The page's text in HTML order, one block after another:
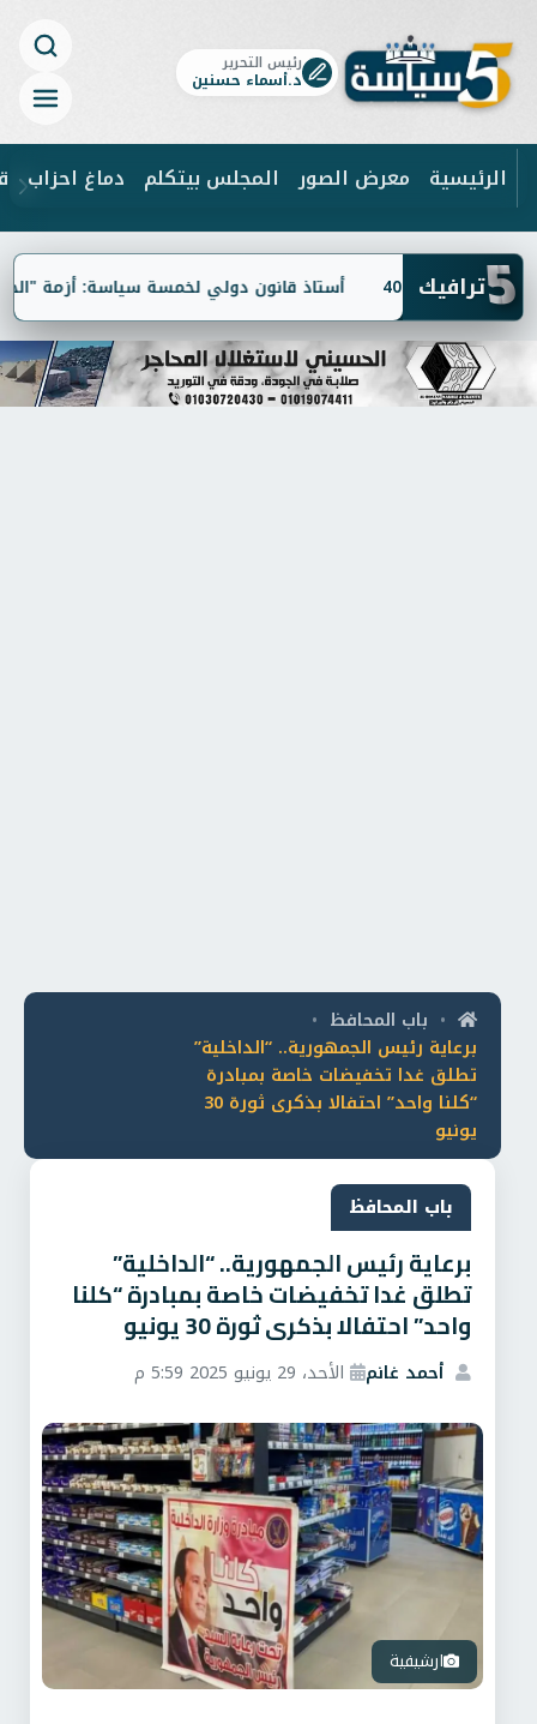
رئيس التحرير
د.أسماء حسنين
الرئيسية معرض الصور المجلس بيتكلم دماغ احزاب
ابحث 5ترافيك أستاذ قانون دولي لخمسة سياسة: أزمة "الخطوط
• باب المحافظ •
برعاية رئيس الجمهورية.. “الداخلية”
تطلق غدا تخفيضات خاصة بمبادرة
“كلنا واحد” احتفالا بذكرى ثورة 30
يونيو
باب المحافظ
برعاية رئيس الجمهورية.. “الداخلية”
تطلق غدا تخفيضات خاصة بمبادرة “كلنا
واحد” احتفالا بذكرى ثورة 30 يونيو
أحمد غانم الأحد، 29 يونيو 2025 5:59 م
ارشيفية